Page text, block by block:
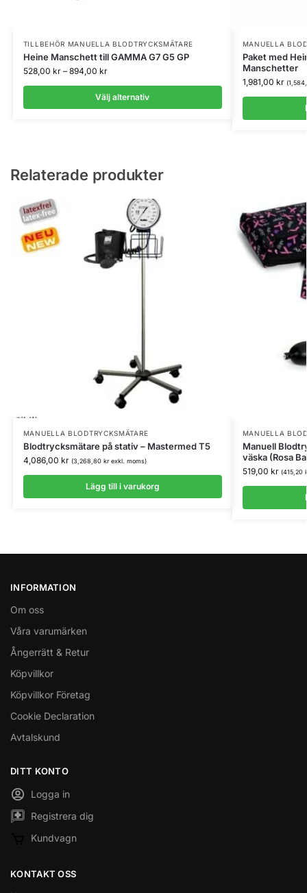
TILLBEHÖR MANUELLA BLODTRYCKSMÄTARE
Heine Manschett till GAMMA G7 G5 GP
528,00 kr – 894,00 kr
Välj alternativ
MANUELLA
Paket med
Manschetter
1,981,00 kr (
Relaterade produkter
MANUELLA BLODTRYCKSMÄTARE
Blodtrycksmätare på stativ – Mastermed T5
4,086,00 kr (3,268,80 krexkl. moms)
Lägg till i varukorg
MANUELLA
Manuell
väska (Rosa
519,00 kr (415,20
INFORMATION
Om oss
Våra varumärken
Ångerrätt & Retur
Köpvillkor
Köpvillkor Företag
Cookie Declaration
Avtalskund
DITT KONTO
Logga in
Registrera dig
Kundvagn
KONTAKT OSS